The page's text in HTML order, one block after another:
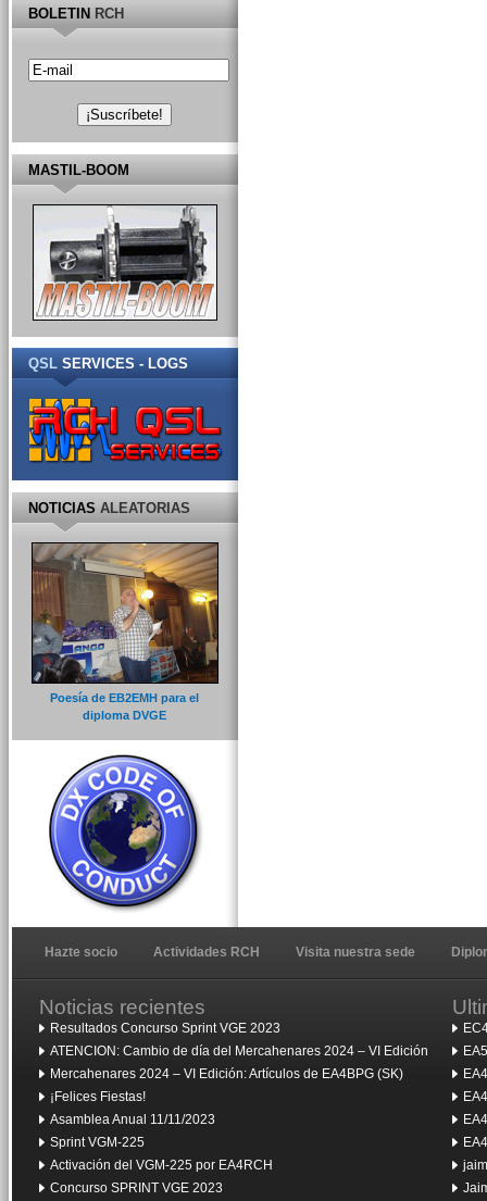
BOLETIN RCH
MASTIL-BOOM
QSLSERVICES - LOGS
NOTICIASALEATORIAS
Poesía de EB2EMH para el
diploma DVGE
Hazte socio Actividades RCH Visita nuestra sede
Noticias recientes
Resultados Concurso Sprint VGE 2023
ATENCION: Cambio de día del Mercahenares 2024 – VI Edición
Mercahenares 2024 – VI Edición: Artículos de EA4BPG (SK)
¡Felices Fiestas!
Asamblea Anual 11/11/2023
Sprint VGM-225
Activación del VGM-225 por EA4RCH
Concurso SPRINT VGE 2023